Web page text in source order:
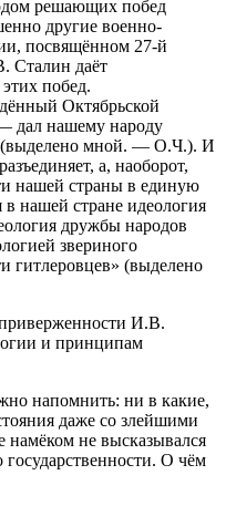
решающих побед
другие военно-
посвящённом 27-й
Сталин даёт
побед.
Октябрьской
дал нашему народу
(выделено мной. — О.Ч.). И
а, наоборот,
нашей страны в единую
нашей стране идеология
дружбы народов
звериного
гитлеровцев» (выделено
И.В.
и принципам
напомнить: ни в какие,
даже со злейшими
не высказывался
О чём